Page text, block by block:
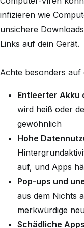
infizieren wie
unsichere
Links auf dein Gerät.
Achte besonders auf
Entleerter Akku
wird heiß oder
gewöhnlich
Hohe
auf, und Apps
Pop-ups und
aus dem Nichts
merkwürdige
Schädliche